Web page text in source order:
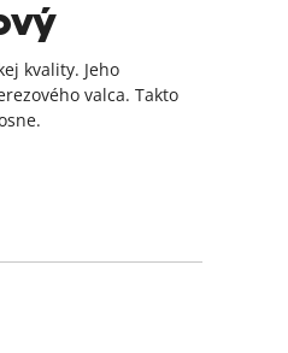
kvality. Jeho
valca. Takto